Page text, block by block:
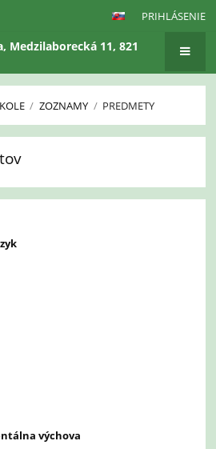
PRIHLÁSENIE
Medzilaborecká 11, 821
/ ZOZNAMY / PREDMETY
výchova